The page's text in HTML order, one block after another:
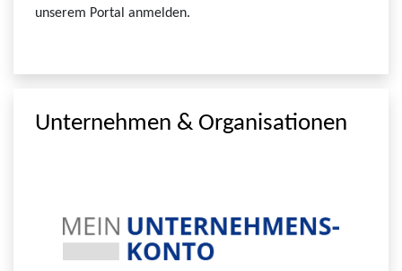
unserem Portal anmelden.
Unternehmen & Organisationen